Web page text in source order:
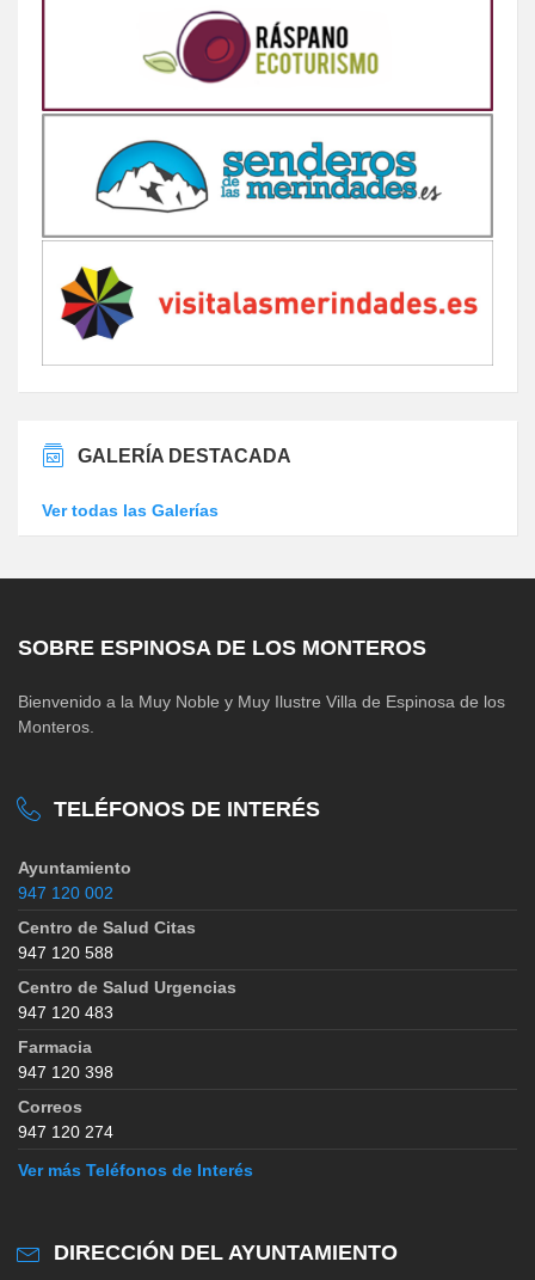
GALERÍA DESTACADA
Ver todas las Galerías
SOBRE ESPINOSA DE LOS MONTEROS
Bienvenido a la Muy Noble y Muy Ilustre Villa de Espinosa de los
Monteros.
TELÉFONOS DE INTERÉS
Ayuntamiento
947 120 002
Centro de Salud Citas
947 120 588
Centro de Salud Urgencias
947 120 483
Farmacia
947 120 398
Correos
947 120 274
Ver más Teléfonos de Interés
DIRECCIÓN DEL AYUNTAMIENTO